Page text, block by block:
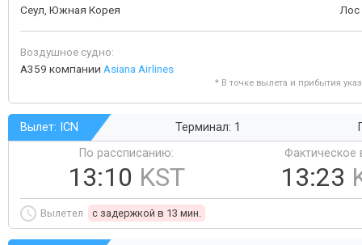
Сеул, Южная Корея
Воздушное судно:
A359 компании Asiana Airlines
* В точке вылета и прибытия
Вылет: ICN Терминал: 1
По рассписанию:
13:10 KST
Фактическое
13:23
Вылетел c задержкой в 13 мин.